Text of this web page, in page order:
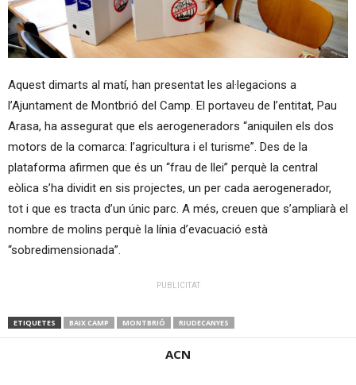
Aquest dimarts al matí, han presentat les al·legacions a
l’Ajuntament de Montbrió del Camp. El portaveu de l’entitat, Pau
Arasa, ha assegurat que els aerogeneradors “aniquilen els dos
motors de la comarca: l’agricultura i el turisme”. Des de la
plataforma afirmen que és un “frau de llei” perquè la central
eòlica s’ha dividit en sis projectes, un per cada aerogenerador,
tot i que es tracta d’un únic parc. A més, creuen que s’ampliarà el
nombre de molins perquè la línia d’evacuació està
“sobredimensionada”.
PUBLICITAT
ETIQUETES BAIX CAMP MONTBRIÓ RIUDECANYES
ACN